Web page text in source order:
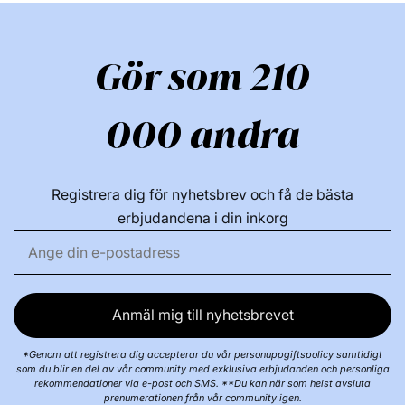
Gör som 210
000 andra
Registrera dig för nyhetsbrev och få de bästa
erbjudandena i din inkorg
Anmäl mig till nyhetsbrevet
*Genom att registrera dig accepterar du vår personuppgiftspolicy samtidigt
som du blir en del av vår community med exklusiva erbjudanden och personliga
rekommendationer via e-post och SMS. **Du kan när som helst avsluta
prenumerationen från vår community igen.